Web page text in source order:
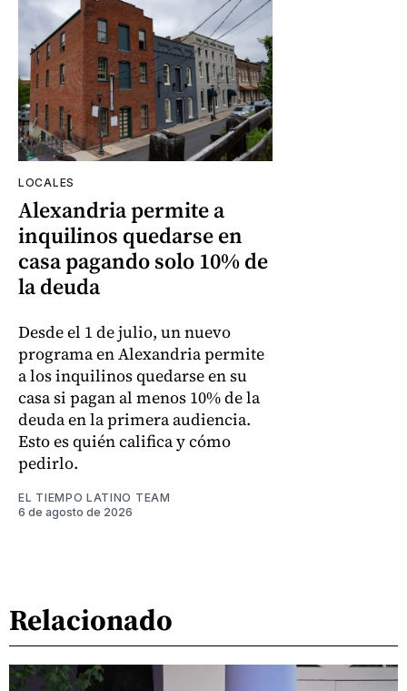
LOCALES
Alexandria permite a
inquilinos quedarse en
casa pagando solo 10% de
la deuda
Desde el 1 de julio, un nuevo
programa en Alexandria permite
a los inquilinos quedarse en su
casa si pagan al menos 10% de la
deuda en la primera audiencia.
Esto es quién califica y cómo
pedirlo.
EL TIEMPO LATINO TEAM
6 de agosto de 2026
Relacionado